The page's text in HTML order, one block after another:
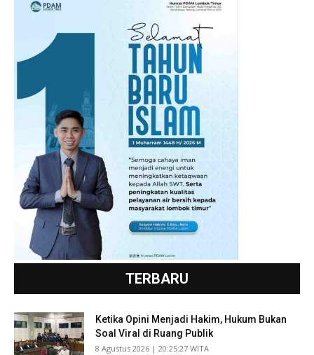
TERBARU
Ketika Opini Menjadi Hakim, Hukum Bukan
Soal Viral di Ruang Publik
​8 Agustus 2026 | 20:25:27 WITA